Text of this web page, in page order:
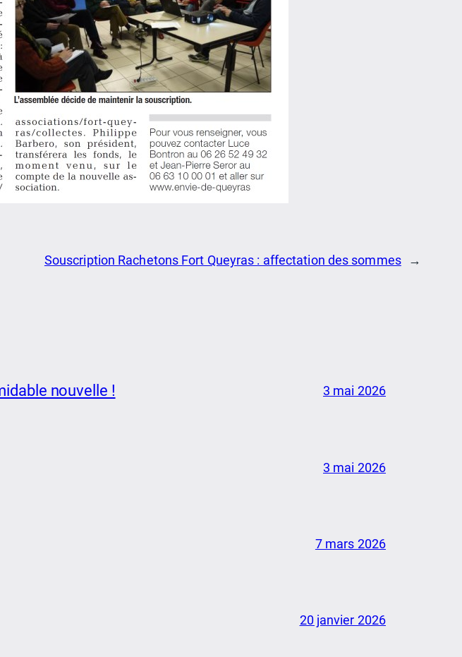
Souscription Rachetons Fort Queyras : affectation des sommes →
nouvelle ! 3 mai 2026
3 mai 2026
7 mars 2026
20 janvier 2026